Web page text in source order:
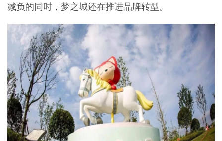
减负的同时，梦之城还在推进品牌转型。